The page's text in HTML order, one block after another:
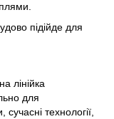
підійде для
лінійка
для
технології,